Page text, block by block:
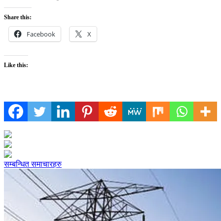
Share this:
Facebook X
Like this:
सम्बन्धित समाचारहरु